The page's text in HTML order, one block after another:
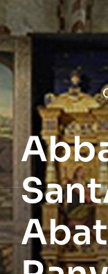
Salta
al
contenuto